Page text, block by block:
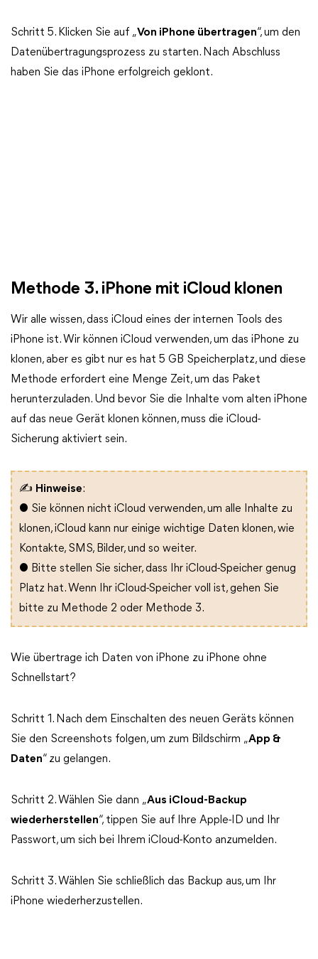
Schritt 5. Klicken Sie auf „Von iPhone übertragen“, um den
Datenübertragungsprozess zu starten. Nach Abschluss
haben Sie das iPhone erfolgreich geklont.
Methode 3. iPhone mit iCloud klonen
Wir alle wissen, dass iCloud eines der internen Tools des
iPhone ist. Wir können iCloud verwenden, um das iPhone zu
klonen, aber es gibt nur es hat 5 GB Speicherplatz, und diese
Methode erfordert eine Menge Zeit, um das Paket
herunterzuladen. Und bevor Sie die Inhalte vom alten iPhone
auf das neue Gerät klonen können, muss die iCloud-
Sicherung aktiviert sein.
✍ Hinweise:
● Sie können nicht iCloud verwenden, um alle Inhalte zu
klonen, iCloud kann nur einige wichtige Daten klonen, wie
Kontakte, SMS, Bilder, und so weiter.
● Bitte stellen Sie sicher, dass Ihr iCloud-Speicher genug
Platz hat. Wenn Ihr iCloud-Speicher voll ist, gehen Sie
bitte zu Methode 2 oder Methode 3.
Wie übertrage ich Daten von iPhone zu iPhone ohne
Schnellstart?
Schritt 1. Nach dem Einschalten des neuen Geräts können
Sie den Screenshots folgen, um zum Bildschirm „App &
Daten“ zu gelangen.
Schritt 2. Wählen Sie dann „Aus iCloud-Backup
wiederherstellen“, tippen Sie auf Ihre Apple-ID und Ihr
Passwort, um sich bei Ihrem iCloud-Konto anzumelden.
Schritt 3. Wählen Sie schließlich das Backup aus, um Ihr
iPhone wiederherzustellen.